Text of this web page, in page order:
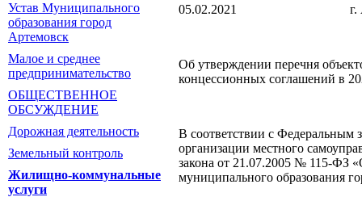
Устав Муниципального
образования город
Артемовск
Малое и среднее
предпринимательство
ОБЩЕСТВЕННОЕ
ОБСУЖДЕНИЕ
Дорожная деятельность
Земельный контроль
Жилищно-коммунальные
услуги
05.02.2021 г.
Об утверждении перечня
концессионных соглашений в
В соответствии с
организации местного
закона от 21.07.2005 № 115-ФЗ
муниципального образования